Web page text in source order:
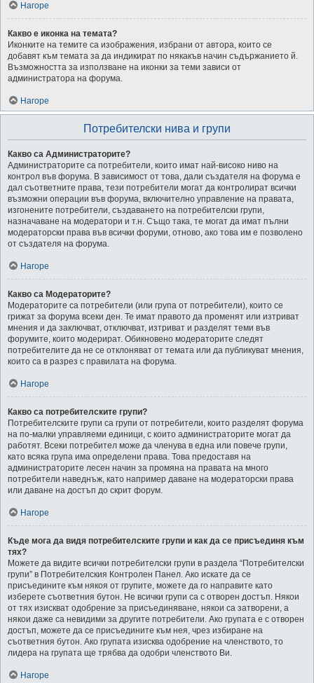
Нагоре
Какво е иконка на темата?
Иконките на темите са изображения, избрани от автора, които се
добавят към темата за да индикират по някакъв начин съдържанието й.
Възможността за използване на иконки за теми зависи от
администратора на форума.
Нагоре
Потребителски нива и групи
Какво са Администраторите?
Администраторите са потребители, които имат най-високо ниво на
контрол във форума. В зависимост от това, дали създателя на форума е
дал съответните права, тези потребители могат да контролират всички
възможни операции във форума, включително управление на правата,
изгонените потребители, създаването на потребителски групи,
назначаване на модератори и т.н. Също така, те могат да имат пълни
модераторски права във всички форуми, отново, ако това им е позволено
от създателя на форума.
Нагоре
Какво са Модераторите?
Модераторите са потребители (или група от потребители), които се
грижат за форума всеки ден. Те имат правото да променят или изтриват
мнения и да заключват, отключват, изтриват и разделят теми във
форумите, които модерират. Обикновено модераторите следят
потребителите да не се отклоняват от темата или да публикуват мнения,
които са в разрез с правилата на форума.
Нагоре
Какво са потребителските групи?
Потребителските групи са групи от потребители, които разделят форума
на по-малки управляеми единици, с които администраторите могат да
работят. Всеки потребител може да членува в една или повече групи,
като всяка група има определени права. Това предоставя на
администраторите лесен начин за промяна на правата на много
потребители наведнъж, като например даване на модераторски права
или даване на достъп до скрит форум.
Нагоре
Къде мога да видя потребителските групи и как да се присъединя към
тях?
Можете да видите всички потребителски групи в раздела “Потребителски
групи” в Потребителския Контролен Панел. Ако искате да се
присъедините към някоя от групите, можете да го направите като
изберете съответния бутон. Не всички групи са с отворен достъп. Някои
от тях изискват одобрение за присъединяване, някои са затворени, а
някои даже са невидими за другите потребители. Ако групата е с отворен
достъп, можете да се присъедините към нея, чрез избиране на
съответния бутон. Ако групата изисква одобрение на членството, то
лидера на групата ще трябва да одобри членството Ви.
Нагоре